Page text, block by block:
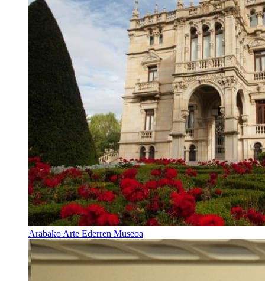
Arabako Arte Ederren Museoa